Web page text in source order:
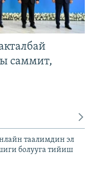
саммит,
таалимдин эл
болууга тийиш